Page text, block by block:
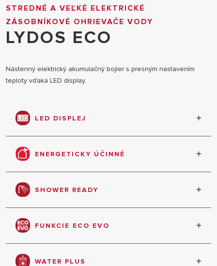
STREDNÉ A VEĽKÉ ELEKTRICKÉ
ZÁSOBNÍKOVÉ OHRIEVAČE VODY
LYDOS ECO
Nástenný elektrický akumulačný bojler s presným nastavením
teploty vďaka LED display.
LED DISPLEJ
Frontálne rozhranie s prehľadným LED displejom
ENERGETICKY ÚČINNÉ
Lepšie využívanie energie a obnoviteľných zdrojov,
zvýšený výkon
SHOWER READY
Signál sa zobrazí, ak je pripravený dostatok teplej
vody na sprchovanie
FUNKCIE ECO EVO
Automatické nastavenie fungovania na základe
Vašich zvyklostí a potreby teplej vody
WATER PLUS